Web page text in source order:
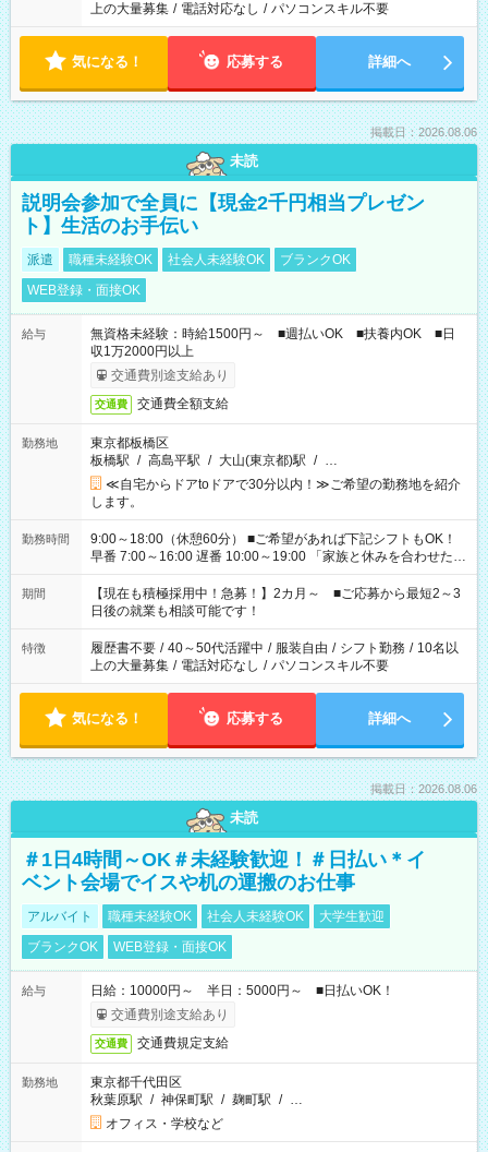
上の大量募集 / 電話対応なし / パソコンスキル不要
気になる！ 応募する 詳細へ
掲載日：2026.08.06
未読
説明会参加で全員に【現金2千円相当プレゼン
ト】生活のお手伝い
派遣 職種未経験OK 社会人未経験OK
ブランクOK
WEB登録・面接OK
給与
無資格未経験：時給1500円～ ■週払いOK ■扶養内OK ■日
収1万2000円以上
交通費別途支給あり
交通費 交通費全額支給
勤務地
東京都板橋区
板橋駅 / 高島平駅 / 大山(東京都)駅 / …
≪自宅からドアtoドアで30分以内！≫ご希望の勤務地を紹介
します。
勤務時間
9:00～18:00（休憩60分） ■ご希望があれば下記シフトもOK！
早番 7:00～16:00 遅番 10:00～19:00 「家族と休みを合わせた
い」 「余裕を持って夕飯の準備がしたい」 「できれば残業はし
たくない」 など、ご希望を教えてくださいね。 ※Wワーク希望
の方へ 今ご覧のお仕事で希望する勤務時間と、もう1つのお仕事
の勤務時間。 合計で週40時間を超える場合は応募できません。
期間
【現在も積極採用中！急募！】2カ月～ ■ご応募から最短2～3
日後の就業も相談可能です！
特徴 履歴書不要 / 40～50代活躍中 / 服装自由 / シフト勤務 / 10名以
上の大量募集 / 電話対応なし / パソコンスキル不要
気になる！ 応募する 詳細へ
掲載日：2026.08.06
未読
＃1日4時間～OK＃未経験歓迎！＃日払い＊イ
ベント会場でイスや机の運搬のお仕事
アルバイト 職種未経験OK 社会人未経験OK
大学生歓迎
ブランクOK
WEB登録・面接OK
給与
日給：10000円～ 半日：5000円～ ■日払いOK！
交通費別途支給あり
交通費 交通費規定支給
勤務地
東京都千代田区
秋葉原駅 / 神保町駅 / 麹町駅 / …
オフィス・学校など